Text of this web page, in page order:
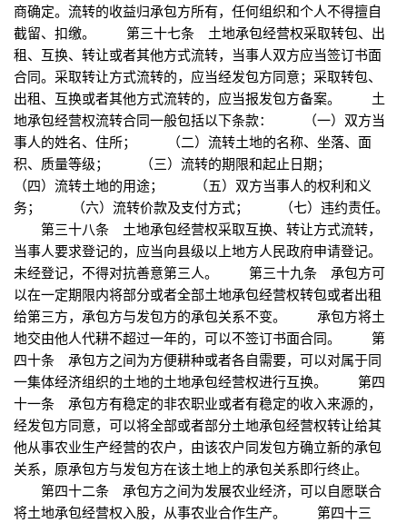
商确定。流转的收益归承包方所有，任何组织和个人不得擅自
截留、扣缴。 第三十七条 土地承包经营权采取转包、出
租、互换、转让或者其他方式流转，当事人双方应当签订书面
合同。采取转让方式流转的，应当经发包方同意；采取转包、
出租、互换或者其他方式流转的，应当报发包方备案。 土
地承包经营权流转合同一般包括以下条款： （一）双方当
事人的姓名、住所； （二）流转土地的名称、坐落、面
积、质量等级； （三）流转的期限和起止日期；
（四）流转土地的用途； （五）双方当事人的权利和义
务； （六）流转价款及支付方式； （七）违约责任。
第三十八条 土地承包经营权采取互换、转让方式流转，
当事人要求登记的，应当向县级以上地方人民政府申请登记。
未经登记，不得对抗善意第三人。 第三十九条 承包方可
以在一定期限内将部分或者全部土地承包经营权转包或者出租
给第三方，承包方与发包方的承包关系不变。 承包方将土
地交由他人代耕不超过一年的，可以不签订书面合同。 第
四十条 承包方之间为方便耕种或者各自需要，可以对属于同
一集体经济组织的土地的土地承包经营权进行互换。 第四
十一条 承包方有稳定的非农职业或者有稳定的收入来源的，
经发包方同意，可以将全部或者部分土地承包经营权转让给其
他从事农业生产经营的农户，由该农户同发包方确立新的承包
关系，原承包方与发包方在该土地上的承包关系即行终止。
第四十二条 承包方之间为发展农业经济，可以自愿联合
将土地承包经营权入股，从事农业合作生产。 第四十三